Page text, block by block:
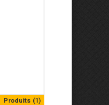
Produits (1)